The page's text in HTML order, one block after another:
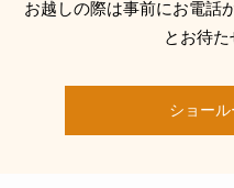
お越しの際は事前にお電話
とお待た
ショー